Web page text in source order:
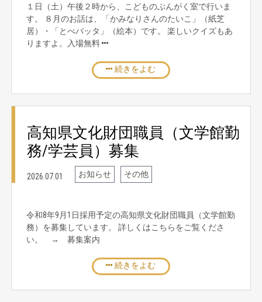
１日（土）午後２時から、こどものぶんがく室で行いま
す。 ８月のお話は、「かみなりさんのたいこ」（紙芝
居）・「とべバッタ」（絵本）です。 楽しいクイズもあ
りますよ。入場無料
続きをよむ
高知県文化財団職員（文学館勤
務/学芸員）募集
2026.07.01 お知らせ その他
令和8年9月1日採用予定の高知県文化財団職員（文学館勤
務）を募集しています。 詳しくはこちらをご覧くださ
い。 → 募集案内
続きをよむ